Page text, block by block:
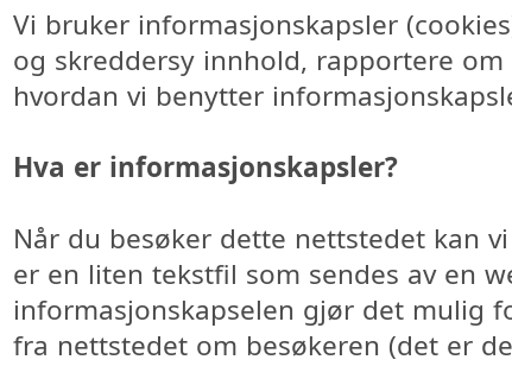
Vi bruker informasjonskapsler
og skreddersy innhold, rapportere
hvordan vi benytter
Hva er informasjonskapsler?
Når du besøker dette nettstedet kan
er en liten tekstfil som sendes av en
informasjonskapselen gjør det mulig
fra nettstedet om besøkeren (det er